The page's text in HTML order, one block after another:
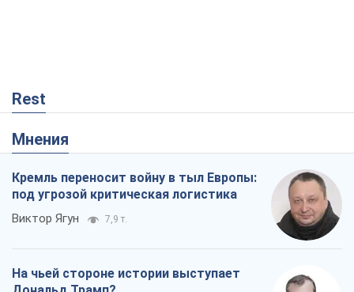
Rest
Мнения
Кремль переносит войну в тыл Европы:
под угрозой критическая логистика
Виктор Ягун 7,9 т.
На чьей стороне истории выступает